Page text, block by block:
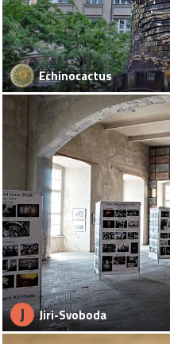
Echinocactus
J Jiri-Svoboda